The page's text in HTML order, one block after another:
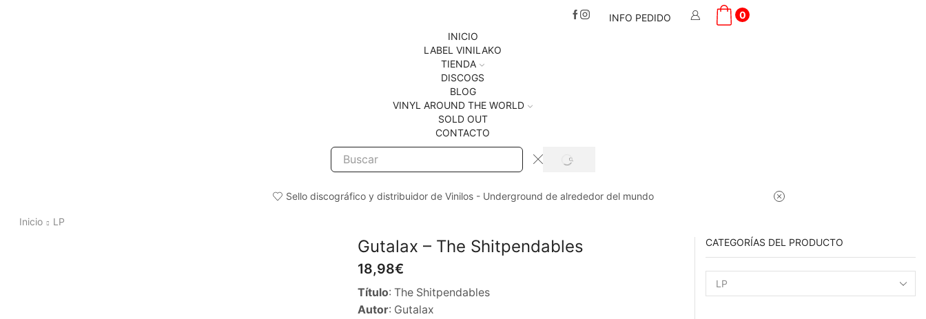
INFO PEDIDO
0
INICIO
LABEL VINILAKO
TIENDA
DISCOGS
BLOG
VINYL AROUND THE WORLD
SOLD OUT
CONTACTO
Search
SEARCH
Sello discográfico y distribuidor de Vinilos - Underground de alrededor del mundo
Inicio LP
Gutalax – The Shitpendables
18,98€
Título: The Shitpendables
Autor: Gutalax
CATEGORÍAS DEL PRODUCTO